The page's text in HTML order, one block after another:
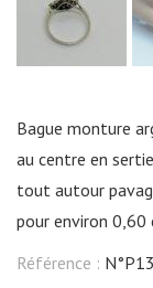
Bague monture
au centre en
tout autour
pour environ 0,60
Référence :